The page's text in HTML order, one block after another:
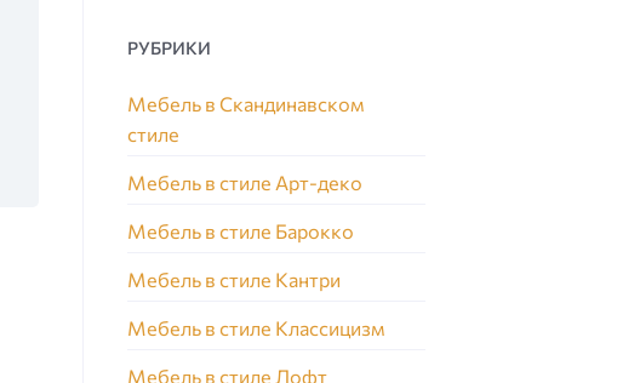
РУБРИКИ
Мебель в Скандинавском
стиле
Мебель в стиле Арт-деко
Мебель в стиле Барокко
Мебель в стиле Кантри
Мебель в стиле Классицизм
Мебель в стиле Лофт